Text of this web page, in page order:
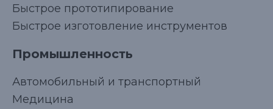
Быстрое прототипирование
Быстрое изготовление инструментов
Промышленность
Автомобильный и транспортный
Медицина